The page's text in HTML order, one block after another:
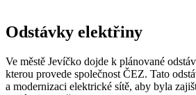
Odstávky elektřiny
Ve městě Jevíčko dojde k plánované
kterou provede společnost ČEZ. Tato
a modernizaci elektrické sítě, aby byla